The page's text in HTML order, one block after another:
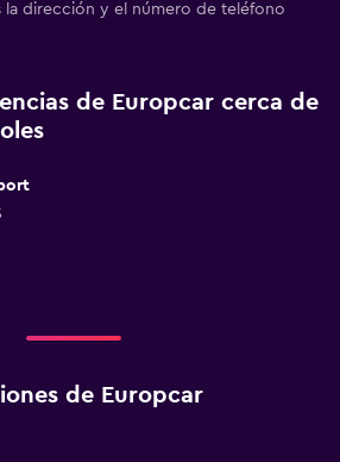
la dirección y el número de teléfono
de Europcar cerca de
de Europcar